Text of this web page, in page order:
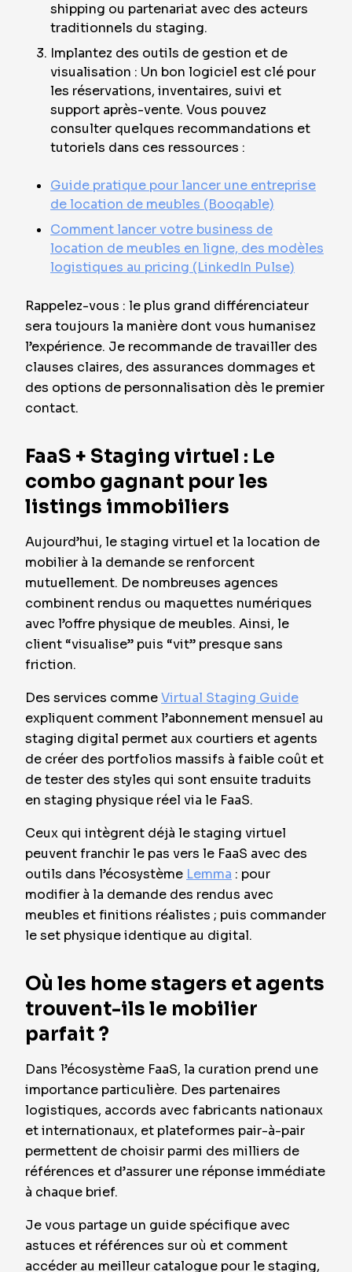
shipping ou partenariat avec des acteurs
traditionnels du staging.
Implantez des outils de gestion et de
visualisation : Un bon logiciel est clé pour
les réservations, inventaires, suivi et
support après-vente. Vous pouvez
consulter quelques recommandations et
tutoriels dans ces ressources :
Guide pratique pour lancer une entreprise
de location de meubles (Booqable)
Comment lancer votre business de
location de meubles en ligne, des modèles
logistiques au pricing (LinkedIn Pulse)
Rappelez-vous : le plus grand différenciateur
sera toujours la manière dont vous humanisez
l’expérience. Je recommande de travailler des
clauses claires, des assurances dommages et
des options de personnalisation dès le premier
contact.
FaaS + Staging virtuel : Le
combo gagnant pour les
listings immobiliers
Aujourd’hui, le staging virtuel et la location de
mobilier à la demande se renforcent
mutuellement. De nombreuses agences
combinent rendus ou maquettes numériques
avec l’offre physique de meubles. Ainsi, le
client “visualise” puis “vit” presque sans
friction.
Des services commeVirtual Staging Guide
expliquent comment l’abonnement mensuel au
staging digital permet aux courtiers et agents
de créer des portfolios massifs à faible coût et
de tester des styles qui sont ensuite traduits
en staging physique réel via le FaaS.
Ceux qui intègrent déjà le staging virtuel
peuvent franchir le pas vers le FaaS avec des
outils dans l’écosystème Lemma : pour
modifier à la demande des rendus avec
meubles et finitions réalistes ; puis commander
le set physique identique au digital.
Où les home stagers et agents
trouvent-ils le mobilier
parfait ?
Dans l’écosystème FaaS, la curation prend une
importance particulière. Des partenaires
logistiques, accords avec fabricants nationaux
et internationaux, et plateformes pair-à-pair
permettent de choisir parmi des milliers de
références et d’assurer une réponse immédiate
à chaque brief.
Je vous partage un guide spécifique avec
astuces et références sur où et comment
accéder au meilleur catalogue pour le staging,